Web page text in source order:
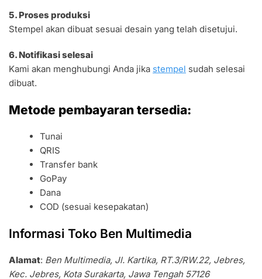
5. Proses produksi
Stempel akan dibuat sesuai desain yang telah disetujui.
6. Notifikasi selesai
Kami akan menghubungi Anda jika stempel sudah selesai
dibuat.
Metode pembayaran tersedia:
Tunai
QRIS
Transfer bank
GoPay
Dana
COD (sesuai kesepakatan)
Informasi Toko Ben Multimedia
Alamat: Ben Multimedia, Jl. Kartika, RT.3/RW.22, Jebres,
Kec. Jebres, Kota Surakarta, Jawa Tengah 57126